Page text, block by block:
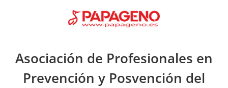
Asociación de Profesionales en
Prevención y Posvención del